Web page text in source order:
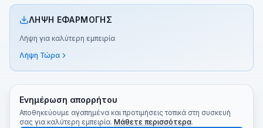
Ενημέρωση απορρήτου
Αποθηκεύουμε αγαπημένα και προτιμήσεις τοπικά στη συσκευή
σας για καλύτερη εμπειρία. Μάθετε περισσότερα.
ΛΉΨΗ ΕΦΑΡΜΟΓΉΣ
Λήψη για καλύτερη εμπειρία
Λήψη Τώρα
©2026 Greek TV App